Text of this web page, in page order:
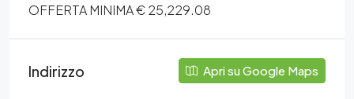
OFFERTA MINIMA € 25,229.08
Indirizzo Apri su Google Maps